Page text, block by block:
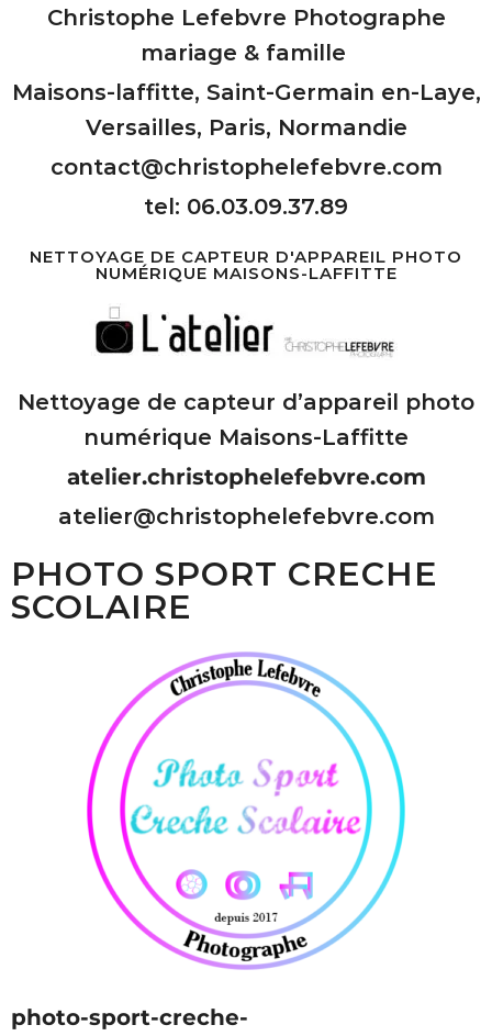
Christophe Lefebvre Photographe
mariage & famille
Maisons-laffitte, Saint-Germain en-Laye,
Versailles, Paris, Normandie
contact@christophelefebvre.com
tel: 06.03.09.37.89
NETTOYAGE DE CAPTEUR D'APPAREIL PHOTO
NUMÉRIQUE MAISONS-LAFFITTE
Nettoyage de capteur d’appareil photo
numérique Maisons-Laffitte
atelier.christophelefebvre.com
atelier@christophelefebvre.com
PHOTO SPORT CRECHE
SCOLAIRE
photo-sport-creche-